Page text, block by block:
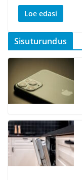
Loe edasi
Sisuturundus